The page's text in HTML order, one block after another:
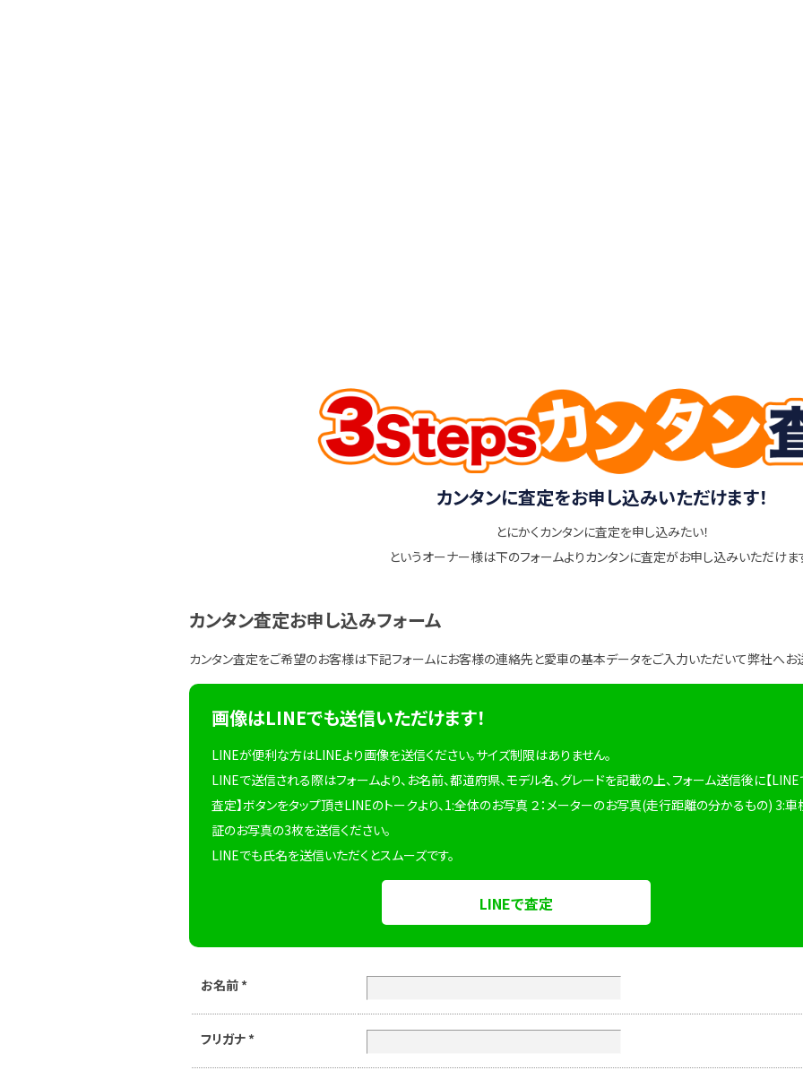
カンタンに査定をお申し込みいただけます！
とにかくカンタンに査定を申し込みたい！
というオーナー様は下のフォームよりカンタンに査定がお申し込みいただけま
カンタン査定お申し込みフォーム
カンタン査定をご希望のお客様は下記フォームにお客様の連絡先と愛車の基本データをご入力いただいて弊社へお
画像はLINEでも送信いただけます！
LINEが便利な方はLINEより画像を送信ください。サイズ制限はありません。
LINEで送信される際はフォームより、お名前、都道府県、モデル名、グレードを記載の上、フォーム送信後に【LINE
査定】ボタンをタップ頂きLINEのトークより、1:全体のお写真 ２：メーターのお写真(走行距離の分かるもの) 3:車
証のお写真の3枚を送信ください。
LINEでも氏名を送信いただくとスムーズです。
LINEで査定
お名前 *
フリガナ *